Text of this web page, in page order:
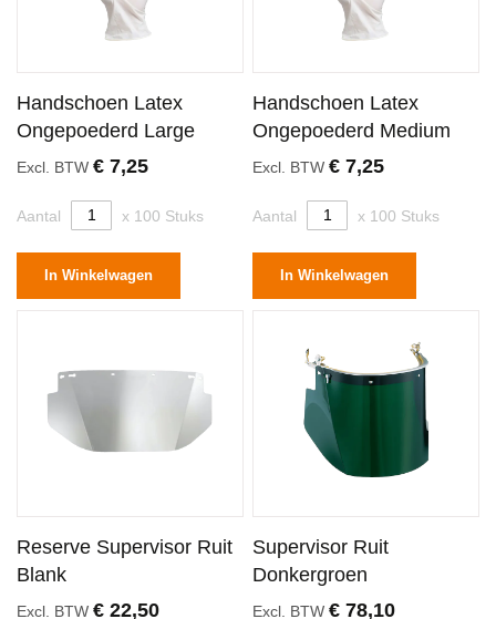
Handschoen Latex
Ongepoederd Large
Excl. BTW € 7,25
Aantal x 100 Stuks
In Winkelwagen
Handschoen Latex
Ongepoederd Medium
Excl. BTW€ 7,25
Aantal x 100 Stuks
In Winkelwagen
Reserve Supervisor Ruit
Blank
Excl. BTW € 22,50
Supervisor Ruit
Donkergroen
Excl. BTW€ 78,10